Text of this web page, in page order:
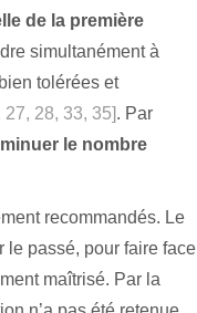
de la première
simultanément à
tolérées et
27, 28, 33, 35]. Par
le nombre
recommandés. Le
le passé, pour faire face
maîtrisé. Par la